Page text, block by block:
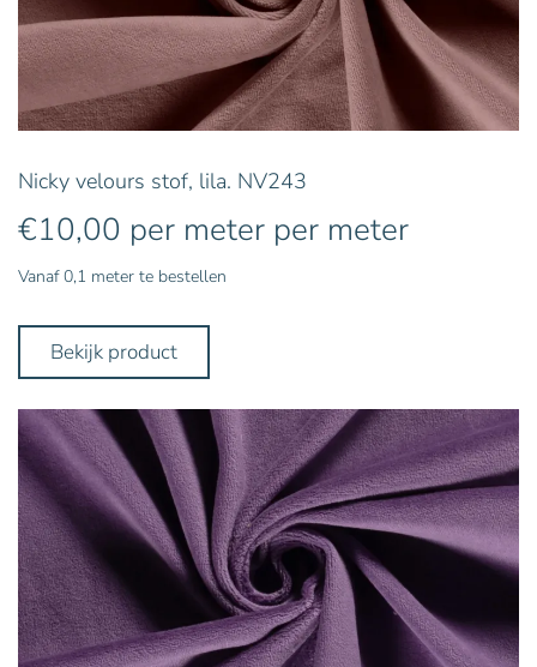
Nicky velours stof, lila. NV243
€10,00 per meter per meter
Vanaf 0,1 meter te bestellen
Bekijk product